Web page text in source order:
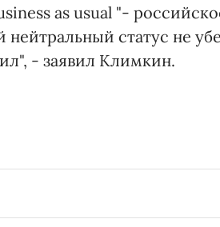
as usual "-
статус не
- заявил Климкин.